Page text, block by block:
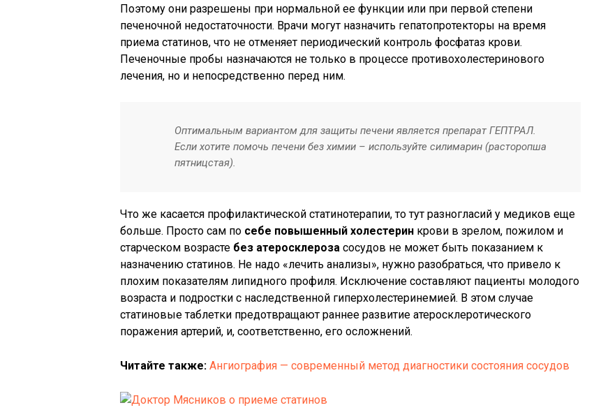
Поэтому они разрешены при нормальной ее функции или при первой степени
печеночной недостаточности. Врачи могут назначить гепатопротекторы на время
приема статинов, что не отменяет периодический контроль фосфатаз крови.
Печеночные пробы назначаются не только в процессе противохолестеринового
лечения, но и непосредственно перед ним.
Оптимальным вариантом для защиты печени является препарат ГЕПТРАЛ.
Если хотите помочь печени без химии – используйте силимарин (расторопша
пятницстая).
Что же касается профилактической статинотерапии, то тут разногласий у медиков еще
больше. Просто сам по себе повышенный холестерин крови в зрелом, пожилом и
старческом возрасте без атеросклероза сосудов не может быть показанием к
назначению статинов. Не надо «лечить анализы», нужно разобраться, что привело к
плохим показателям липидного профиля. Исключение составляют пациенты молодого
возраста и подростки с наследственной гиперхолестеринемией. В этом случае
статиновые таблетки предотвращают раннее развитие атеросклеротического
поражения артерий, и, соответственно, его осложнений.
Читайте также: Ангиография — современный метод диагностики состояния сосудов